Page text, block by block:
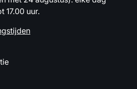
17.00 uur.